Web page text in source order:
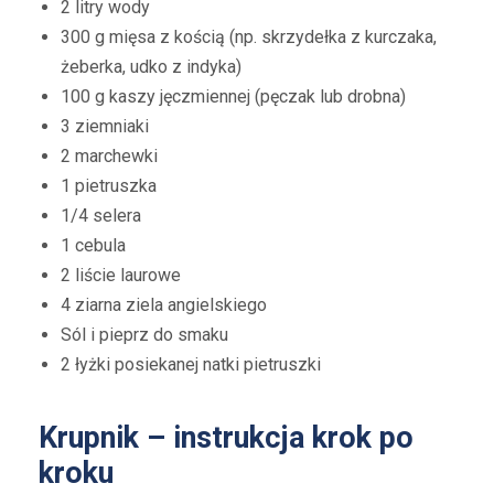
2 litry wody
300 g mięsa z kością (np. skrzydełka z kurczaka,
żeberka, udko z indyka)
100 g kaszy jęczmiennej (pęczak lub drobna)
3 ziemniaki
2 marchewki
1 pietruszka
1/4 selera
1 cebula
2 liście laurowe
4 ziarna ziela angielskiego
Sól i pieprz do smaku
2 łyżki posiekanej natki pietruszki
Krupnik – instrukcja krok po
kroku